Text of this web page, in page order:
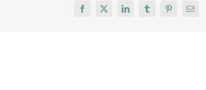
Facebook
X LinkedInTumblrPinterestEmail